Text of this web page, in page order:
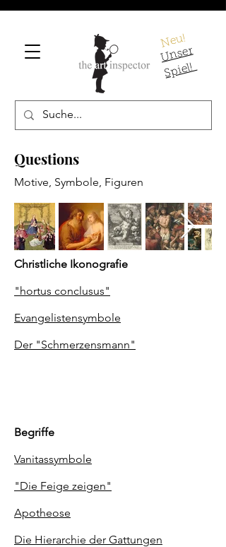
Neu!
U
ns
er
S
pi
el!
Questions
Motive, Symbole, Figuren
Christliche Ikonografie
"hortus conclusus"
Evangelistensymbole
Der "Schmerzensmann"
Begriffe
Vanitassymbole
"Die Feige zeigen"
Apotheose
Die Hierarchie der Gattungen